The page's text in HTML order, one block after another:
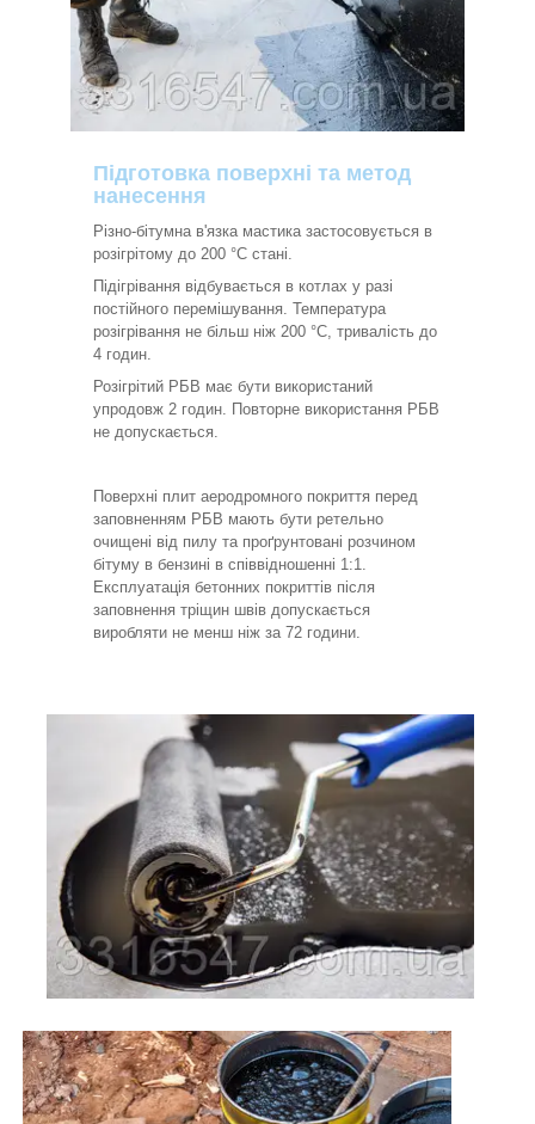
Підготовка поверхні та метод
нанесення
Різно-бітумна в'язка мастика застосовується в
розігрітому до 200 °C стані.
Підігрівання відбувається в котлах у разі
постійного перемішування. Температура
розігрівання не більш ніж 200 °C, тривалість до
4 годин.
Розігрітий РБВ має бути використаний
упродовж 2 годин. Повторне використання РБВ
не допускається.
Поверхні плит аеродромного покриття перед
заповненням РБВ мають бути ретельно
очищені від пилу та проґрунтовані розчином
бітуму в бензині в співвідношенні 1:1.
Експлуатація бетонних покриттів після
заповнення тріщин швів допускається
виробляти не менш ніж за 72 години.